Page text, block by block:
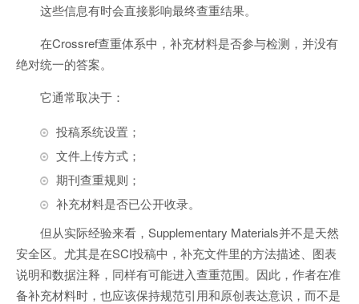
这些信息有时会直接影响最终查重结果。
在Crossref查重体系中，补充材料是否参与检测，并没有
绝对统一的答案。
它通常取决于：
投稿系统设置；
文件上传方式；
期刊查重规则；
补充材料是否已公开收录。
但从实际经验来看，Supplementary Materials并不是天然
安全区。尤其是在SCI投稿中，补充文件里的方法描述、图表
说明和数据注释，同样有可能进入查重范围。因此，作者在准
备补充材料时，也应该保持规范引用和原创表达意识，而不是